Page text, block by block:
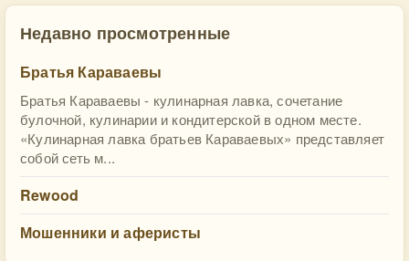
Недавно просмотренные
Братья Караваевы
Братья Караваевы - кулинарная лавка, сочетание
булочной, кулинарии и кондитерской в одном месте.
«Кулинарная лавка братьев Караваевых» представляет
собой сеть м...
Rewood
Мошенники и аферисты